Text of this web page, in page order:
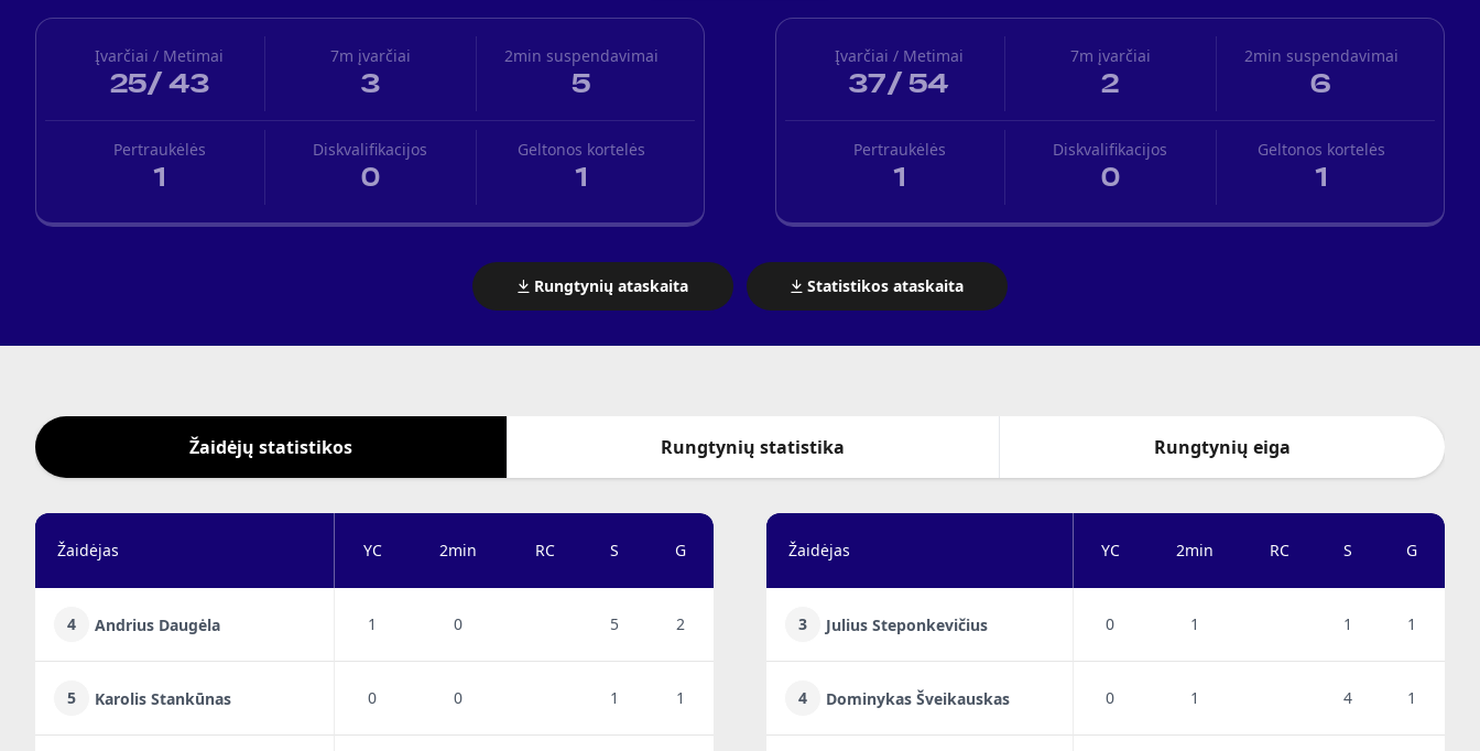
Įvarčiai / Metimai
25/ 43
7m įvarčiai
3
2min suspendavimai
5
Pertraukėlės
1
Diskvalifikacijos
0
Geltonos kortelės
1
Įvarčiai / Metimai
37/54
7m įvarčiai
2
2min suspendavimai
6
Pertraukėlės
1
Diskvalifikacijos
0
Geltonos kortelės
1
Rungtynių ataskaita Statistikos ataskaita
Žaidėjų statistikos Rungtynių statistika Rungtynių eiga
Žaidėjas YC 2min RC S G
4 Andrius Daugėla 1 0 5 2
5 Karolis Stankūnas 0 0 1 1
Žaidėjas YC 2min RC S G
3 Julius Steponkevičius 0 1 1 1
4 Dominykas Šveikauskas 0 1 4 1